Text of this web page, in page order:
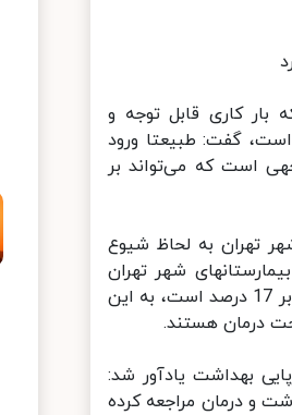
کاری قابل توجه و
گفت: طبیعتا ورود
توجهی است که می‌تواند بر
به لحاظ شیوع
بخشهای ویژه بیمارستانهای شهر تهران
بستری شدند. سهم بیماران جدیدی که در بخش‌های ویژه بستری شدند بالغ بر 17 درصد است، به این
بهداشت یادآور شد:
حوزه بهداشت و درمان مراجعه کرده